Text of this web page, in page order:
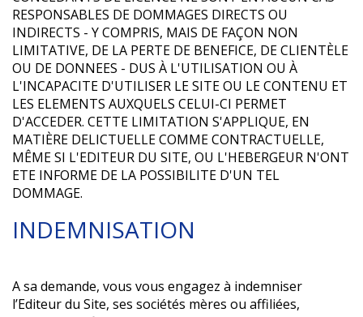
RESPONSABLES DE DOMMAGES DIRECTS OU
INDIRECTS - Y COMPRIS, MAIS DE FAÇON NON
LIMITATIVE, DE LA PERTE DE BENEFICE, DE CLIENTÈLE
OU DE DONNEES - DUS À L'UTILISATION OU À
L'INCAPACITE D'UTILISER LE SITE OU LE CONTENU ET
LES ELEMENTS AUXQUELS CELUI-CI PERMET
D'ACCEDER. CETTE LIMITATION S'APPLIQUE, EN
MATIÈRE DELICTUELLE COMME CONTRACTUELLE,
MÊME SI L'EDITEUR DU SITE, OU L'HEBERGEUR N'ONT
ETE INFORME DE LA POSSIBILITE D'UN TEL
DOMMAGE.
INDEMNISATION
A sa demande, vous vous engagez à indemniser
l’Editeur du Site, ses sociétés mères ou affiliées,